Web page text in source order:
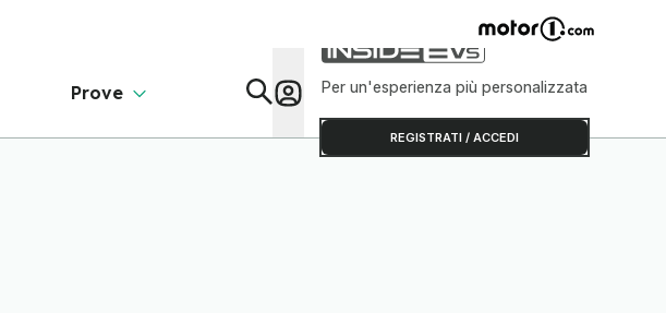
Prove Per un'esperienza più personalizzata
REGISTRATI / ACCEDI